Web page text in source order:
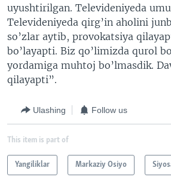
uyushtirilgan. Televideniyeda
Televideniyeda qirg’in aholini
so’zlar aytib, provokatsiya
bo’layapti. Biz qo’limizda qurol
yordamiga muhtoj bo’lmasdik.
qilayapti”.
Ulashing Follow us
This item is part of
Yangiliklar Markaziy Osiyo